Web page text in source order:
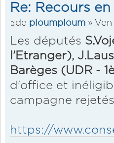
Re: Recours
de ploumploum » Ven
Les députés
l'Etranger),
Barèges (UDR -
d'office et
campagne rejetés
https://